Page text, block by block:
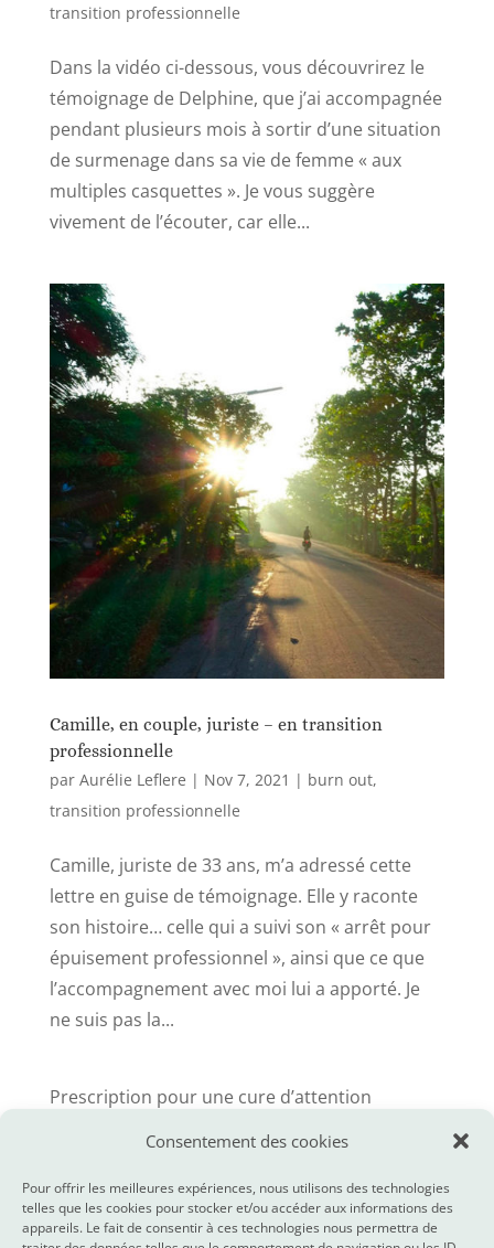
Consentement des cookies
Pour offrir les meilleures expériences, nous utilisons des technologies
telles que les cookies pour stocker et/ou accéder aux informations des
appareils. Le fait de consentir à ces technologies nous permettra de
transition professionnelle
Dans la vidéo ci-dessous, vous découvrirez le
témoignage de Delphine, que j’ai accompagnée
pendant plusieurs mois à sortir d’une situation
de surmenage dans sa vie de femme « aux
multiples casquettes ». Je vous suggère
vivement de l’écouter, car elle...
Camille, en couple, juriste – en transition
professionnelle
par Aurélie Leflere | Nov 7, 2021 | burn out,
transition professionnelle
Camille, juriste de 33 ans, m’a adressé cette
lettre en guise de témoignage. Elle y raconte
son histoire… celle qui a suivi son « arrêt pour
épuisement professionnel », ainsi que ce que
l’accompagnement avec moi lui a apporté. Je
ne suis pas la...
Prescription pour une cure d’attention
pour 2026 ?
La chasse aux stresseurs